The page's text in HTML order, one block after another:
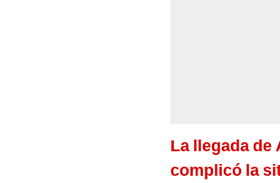
La llegada
complicó la